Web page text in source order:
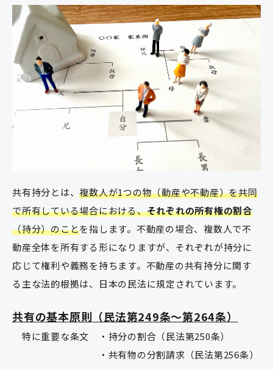
共有持分とは、複数人が1つの物（動産や不動産）を共同
で所有している場合における、それぞれの所有権の割合
（持分）のことを指します。不動産の場合、複数人で不
動産全体を所有する形になりますが、それぞれが持分に
応じて権利や義務を持ちます。不動産の共有持分に関す
る主な法的根拠は、日本の民法に規定されています。
共有の基本原則（民法第249条～第264条）
特に重要な条文 ・持分の割合（民法第250条）
・共有物の分割請求（民法第256条）